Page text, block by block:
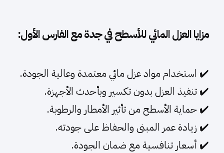
مزايا العزل المائي للأسطح في جدة مع الفارس الأول:
✔️ استخدام مواد عزل مائي معتمدة وعالية الجودة.
✔️ تنفيذ العزل بدون تكسير وبأحدث الأجهزة.
✔️ حماية الأسطح من تأثير الأمطار والرطوبة.
✔️ زيادة عمر المبنى والحفاظ على جودته.
✔️ أسعار تنافسية مع ضمان الجودة.